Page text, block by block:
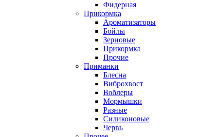
Фидерная
Прикормка
Ароматизаторы
Бойлы
Зерновые
Прикормка
Прочие
Приманки
Блесна
Виброхвост
Воблеры
Мормышки
Разные
Силиконовые
Червь